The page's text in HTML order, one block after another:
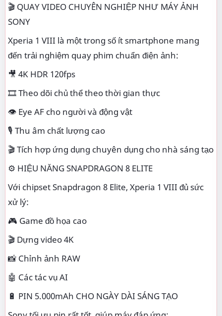
🎬 QUAY VIDEO CHUYÊN NGHIỆP NHƯ MÁY ẢNH
SONY
Xperia 1 VIII là một trong số ít smartphone mang
đến trải nghiệm quay phim chuẩn điện ảnh:
🎥 4K HDR 120fps
🎞️ Theo dõi chủ thể theo thời gian thực
👁️ Eye AF cho người và động vật
🎙️ Thu âm chất lượng cao
🎬 Tích hợp ứng dụng chuyên dụng cho nhà sáng tạo
⚙️ HIỆU NĂNG SNAPDRAGON 8 ELITE
Với chipset Snapdragon 8 Elite, Xperia 1 VIII đủ sức
xử lý:
🎮 Game đồ họa cao
🎬 Dựng video 4K
📸 Chỉnh ảnh RAW
🤖 Các tác vụ AI
🔋 PIN 5.000mAh CHO NGÀY DÀI SÁNG TẠO